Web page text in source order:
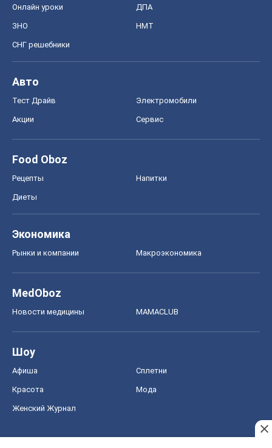
Онлайн уроки ДПА
ЗНО НМТ
СНГ решебники
Авто
Тест Драйв Электромобили
Акции Сервис
Food Oboz
Рецепты Напитки
Диеты
Экономика
Рынки и компании Mакроэкономика
MedOboz
Новости медицины MAMACLUB
Шоу
Афиша Сплетни
Красота Мода
Женский Журнал